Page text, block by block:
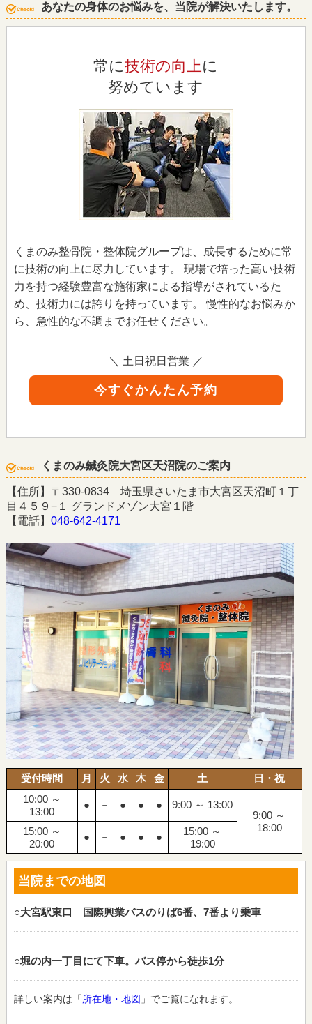
合
当院は、皆様の個人情報について、正確かつ最新の状態に保ち、
皆様の個人情報の漏えい、紛失、破壊、改ざん又は皆様の個人情
報への不正なアクセスを防止することに努めます。
４．個人情報の確認・修正等について
当院は、皆様の個人情報について皆様が開示を求められた場合に
は、遅滞なく内容を確認し、当院の「患者情報の提供等に関する
指針」に従って対応いたします。また、内容が事実でない等の理
由で訂正を求められた場合も、調査し適切に対応いたします。
５．問い合わせの窓口
当院の個人情報保護方針に関してのご質問や患者さんの個人情報
のお問い合わせは当院の受付でさせていただきます。
当院は、個人情報の保護に関する日本の法令、その他の規範を遵
守するとともに、上記の各項目の見直しを適宜行い、個人情報保
護の仕組みの継続的な改善を図ります。
あなたの身体のお悩みを、当院が解決いたします。
常に技術の向上に
努めています
くまのみ整骨院・整体院グループは、成長するために常
に技術の向上に尽力しています。 現場で培った高い技術
力を持つ経験豊富な施術家による指導がされているた
め、技術力には誇りを持っています。 慢性的なお悩みか
ら、急性的な不調までお任せください。
＼ 土日祝日営業 ／
今すぐかんたん予約
くまのみ鍼灸院大宮区天沼院のご案内
【住所】〒330-0834 埼玉県さいたま市大宮区天沼町１丁
目４５９−１ グランドメゾン大宮１階
【電話】 048-642-4171
受付時間 月 火 水 木 金 土
日・祝
10:00 ～
13:00
● － ● ● ●
9:00 ～ 13:00
9:00 ～
18:00
15:00 ～
20:00
● － ● ● ●
15:00 ～
19:00
当院までの地図
○大宮駅東口 国際興業バスのりば6番、7番より乗車
○堀の内一丁目にて下車。バス停から徒歩1分
詳しい案内は「所在地・地図 」でご覧になれます。